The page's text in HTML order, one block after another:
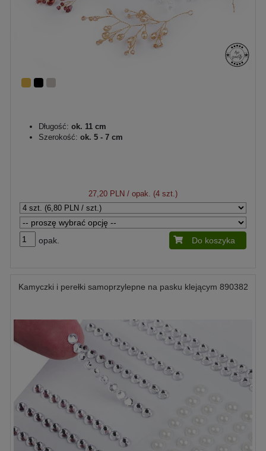
Długość: ok. 11 cm
Szerokość: ok. 5 - 7 cm
27,20 PLN / opak. (4 szt.)
opak. Do koszyka
Kamyczki i perełki samoprzylepne na pasku klejącym 890382